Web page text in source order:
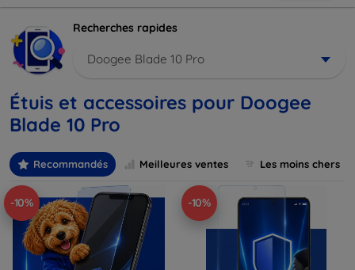
Recherches rapides
Doogee Blade 10 Pro
Étuis et accessoires pour Doogee
Blade 10 Pro
Recommandés Meilleures ventes Les moins chers
-10% -10%